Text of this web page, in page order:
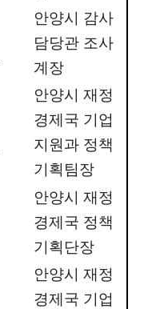
안양시 감사
담당관 조사
계장
안양시 재정
경제국 기업
지원과 정책
기획팀장
안양시 재정
경제국 정책
기획단장
안양시 재정
경제국 기업